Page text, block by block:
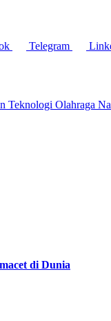
Telegram
Teknologi Olahraga
di Dunia